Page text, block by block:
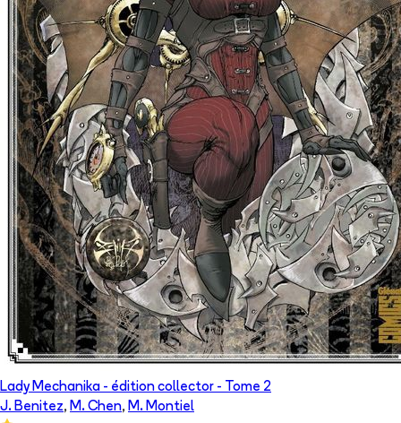
Lady Mechanika - édition collector - Tome 2
J. Benitez, M. Chen, M. Montiel